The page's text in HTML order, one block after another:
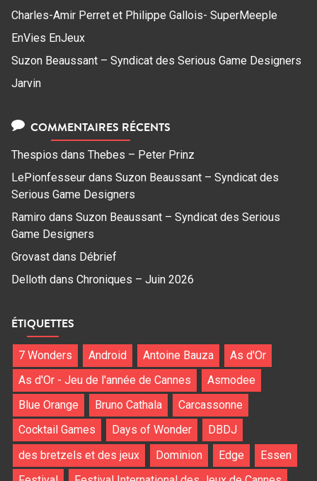
Charles-Amir Perret et Philippe Gallois- SuperMeeple
EnVies EnJeux
Suzon Beaussant – Syndicat des Serious Game Designers
Jarvin
COMMENTAIRES RÉCENTS
Thespios dans Thebes – Peter Prinz
LePionfesseur dans Suzon Beaussant – Syndicat des
Serious Game Designers
Ramiro dans Suzon Beaussant – Syndicat des Serious
Game Designers
Grovast dans Débrief
Delloth dans Chroniques – Juin 2026
ÉTIQUETTES
7 Wonders Android Antoine Bauza
As d'Or
As d'Or - Jeu de l'année de Cannes
Asmodee
Blue Orange
Bruno Cathala
Carcassonne
Cocktail Games
Days of Wonder
DBDJ
des bretzels et des jeux
Dominion Edge
Essen